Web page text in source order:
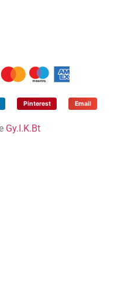
Pinterest Email
Gy.I.K.Bt